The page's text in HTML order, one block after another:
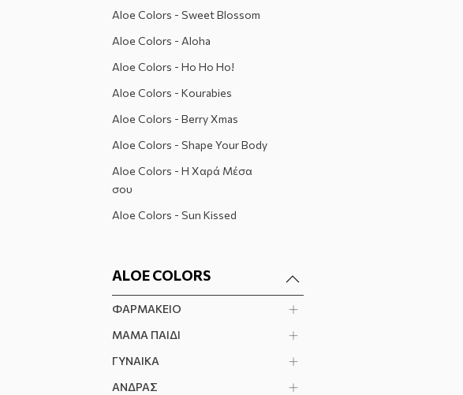
Aloe Colors - Sweet Blossom
Aloe Colors - Aloha
Aloe Colors - Ho Ho Ho!
Aloe Colors - Kourabies
Aloe Colors - Berry Xmas
Aloe Colors - Shape Your Body
Aloe Colors - Η Χαρά Μέσα
σου
Aloe Colors - Sun Kissed
ALOE COLORS
ΦΑΡΜΑΚΕΙΟ
ΜΑΜΑ ΠΑΙΔΙ
ΓΥΝΑΙΚΑ
ΑΝΔΡΑΣ